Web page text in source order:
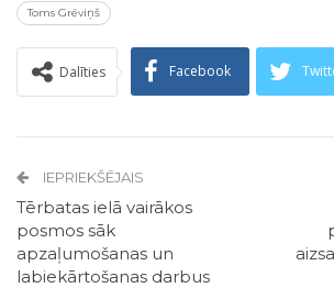
Toms Grēviņš
Dalīties Facebook
IEPRIEKŠĒJAIS
Tērbatas ielā vairākos
posmos sāk
apzaļumošanas un
labiekārtošanas darbus